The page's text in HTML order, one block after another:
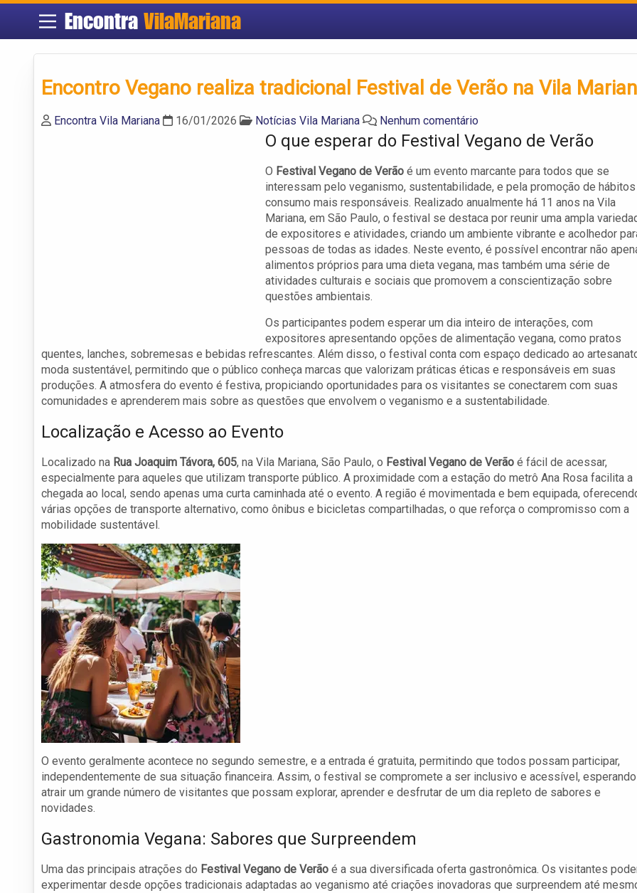
Encontra VilaMariana
Encontro Vegano realiza tradicional Festival de Verão na Vila
Encontra Vila Mariana 16/01/2026 Notícias Vila Mariana Nenhum comentário
O que esperar do Festival Vegano de Verão
O Festival Vegano de Verão é um evento marcante para todos que se
interessam pelo veganismo, sustentabilidade, e pela promoção de
consumo mais responsáveis. Realizado anualmente há 11 anos na Vila
Mariana, em São Paulo, o festival se destaca por reunir uma ampla
de expositores e atividades, criando um ambiente vibrante e acolhedor
pessoas de todas as idades. Neste evento, é possível encontrar não
alimentos próprios para uma dieta vegana, mas também uma série de
atividades culturais e sociais que promovem a conscientização sobre
questões ambientais.
Os participantes podem esperar um dia inteiro de interações, com
expositores apresentando opções de alimentação vegana, como pratos
quentes, lanches, sobremesas e bebidas refrescantes. Além disso, o festival conta com espaço dedicado ao
moda sustentável, permitindo que o público conheça marcas que valorizam práticas éticas e responsáveis em suas
produções. A atmosfera do evento é festiva, propiciando oportunidades para os visitantes se conectarem com suas
comunidades e aprenderem mais sobre as questões que envolvem o veganismo e a sustentabilidade.
Localização e Acesso ao Evento
Localizado na Rua Joaquim Távora, 605, na Vila Mariana, São Paulo, o Festival Vegano de Verão é fácil de acessar,
especialmente para aqueles que utilizam transporte público. A proximidade com a estação do metrô Ana Rosa facilita a
chegada ao local, sendo apenas uma curta caminhada até o evento. A região é movimentada e bem equipada,
várias opções de transporte alternativo, como ônibus e bicicletas compartilhadas, o que reforça o compromisso com a
mobilidade sustentável.
O evento geralmente acontece no segundo semestre, e a entrada é gratuita, permitindo que todos possam participar,
independentemente de sua situação financeira. Assim, o festival se compromete a ser inclusivo e acessível, esperando
atrair um grande número de visitantes que possam explorar, aprender e desfrutar de um dia repleto de sabores e
novidades.
Gastronomia Vegana: Sabores que Surpreendem
Uma das principais atrações do Festival Vegano de Verão é a sua diversificada oferta gastronômica. Os visitantes
experimentar desde opções tradicionais adaptadas ao veganismo até criações inovadoras que surpreendem até